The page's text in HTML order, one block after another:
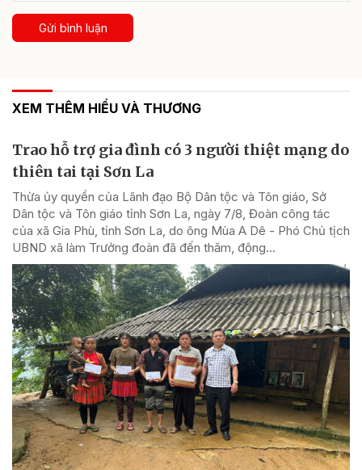
Gửi bình luận
XEM THÊM HIỂU VÀ THƯƠNG
Trao hỗ trợ gia đình có 3 người thiệt mạng do
thiên tai tại Sơn La
Thừa ủy quyền của Lãnh đạo Bộ Dân tộc và Tôn giáo, Sở
Dân tộc và Tôn giáo tỉnh Sơn La, ngày 7/8, Đoàn công tác
của xã Gia Phù, tỉnh Sơn La, do ông Mùa A Dê - Phó Chủ tịch
UBND xã làm Trưởng đoàn đã đến thăm, động...